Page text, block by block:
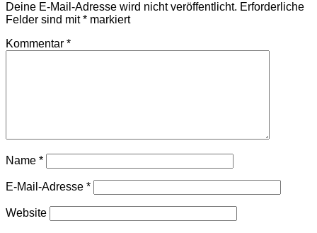
Deine E-Mail-Adresse wird nicht veröffentlicht. Erforderliche
Felder sind mit* markiert
Kommentar *
Name *
E-Mail-Adresse *
Website